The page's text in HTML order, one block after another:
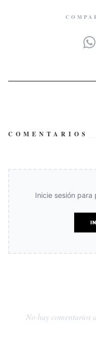
COMENTARIOS
Inicie sesión
No hay comentarios